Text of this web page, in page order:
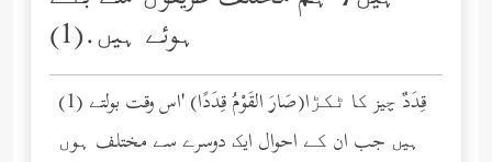
ہوئے ہیں.(1)
(1) قِدَدٌ چیز کا ٹکڑا(صَارَ القَوْمُ قِدَدًا) 'اس وقت بولتے
ہیں جب ان کے احوال ایک دوسرے سے مختلف ہوں